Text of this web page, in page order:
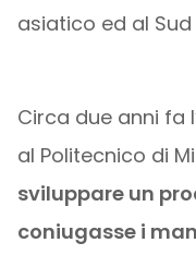
asiatico ed al
Circa due anni fa
al Politecnico di
sviluppare un
coniugasse i